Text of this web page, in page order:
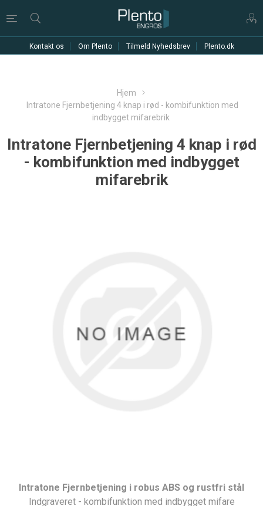
Kontakt os Om Plento Tilmeld Nyhedsbrev Plento.dk
Hjem
Intratone Fjernbetjening 4 knap i rød - kombifunktion med
indbygget mifarebrik
Intratone Fjernbetjening 4 knap i rød
- kombifunktion med indbygget
mifarebrik
Intratone Fjernbetjening i robus ABS og rustfri stål
Indgraveret - kombifunktion med indbygget mifare